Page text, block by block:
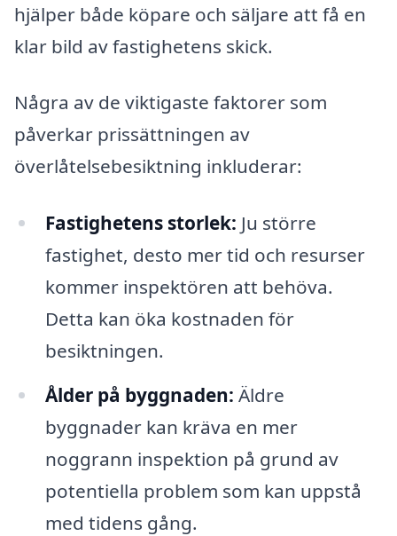
hjälper både köpare och säljare att få en
klar bild av fastighetens skick.
Några av de viktigaste faktorer som
påverkar prissättningen av
överlåtelsebesiktning inkluderar:
Fastighetens storlek: Ju större
fastighet, desto mer tid och resurser
kommer inspektören att behöva.
Detta kan öka kostnaden för
besiktningen.
Ålder på byggnaden: Äldre
byggnader kan kräva en mer
noggrann inspektion på grund av
potentiella problem som kan uppstå
med tidens gång.